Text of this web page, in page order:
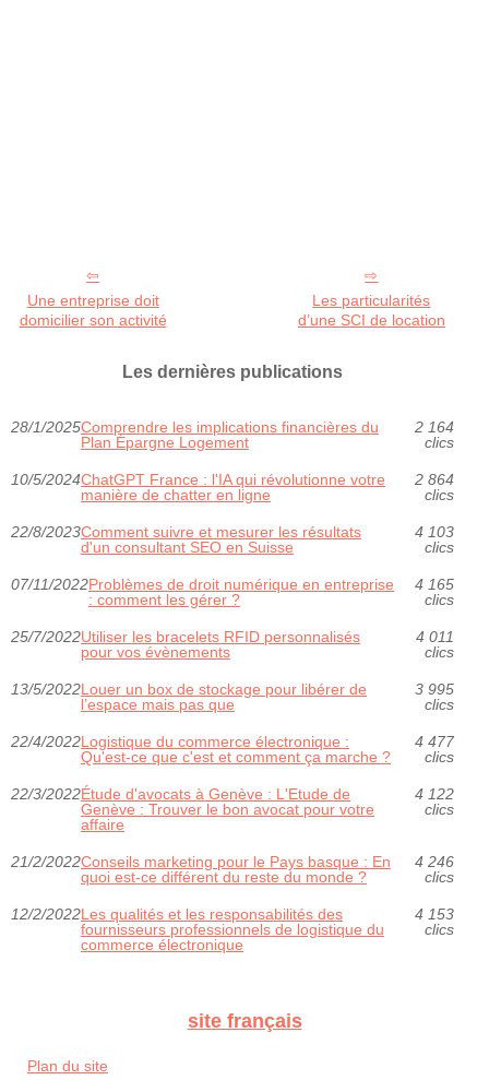
Une entreprise doit
domicilier son activité
Les particularités
d’une SCI de location
Les dernières publications
28/1/2025Comprendre les implications financières du
Plan Épargne Logement
2 164
clics
10/5/2024ChatGPT France : l'IA qui révolutionne votre
manière de chatter en ligne
2 864
clics
22/8/2023Comment suivre et mesurer les résultats
d'un consultant SEO en Suisse
4 103
clics
07/11/2022Problèmes de droit numérique en entreprise
: comment les gérer ?
4 165
clics
25/7/2022Utiliser les bracelets RFID personnalisés
pour vos évènements
4 011
clics
13/5/2022Louer un box de stockage pour libérer de
l’espace mais pas que
3 995
clics
22/4/2022Logistique du commerce électronique :
Qu'est-ce que c'est et comment ça marche ?
4 477
clics
22/3/2022Étude d'avocats à Genève : L'Etude de
Genève : Trouver le bon avocat pour votre
affaire
4 122
clics
21/2/2022Conseils marketing pour le Pays basque : En
quoi est-ce différent du reste du monde ?
4 246
clics
12/2/2022Les qualités et les responsabilités des
fournisseurs professionnels de logistique du
commerce électronique
4 153
clics
site français
Plan du site